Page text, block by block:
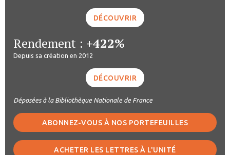
DÉCOUVRIR
Rendement : +422%
Depuis sa création en 2012
DÉCOUVRIR
Déposées à la Bibliothèque Nationale de France
ABONNEZ-VOUS À NOS PORTEFEUILLES
ACHETER LES LETTRES À L'UNITÉ